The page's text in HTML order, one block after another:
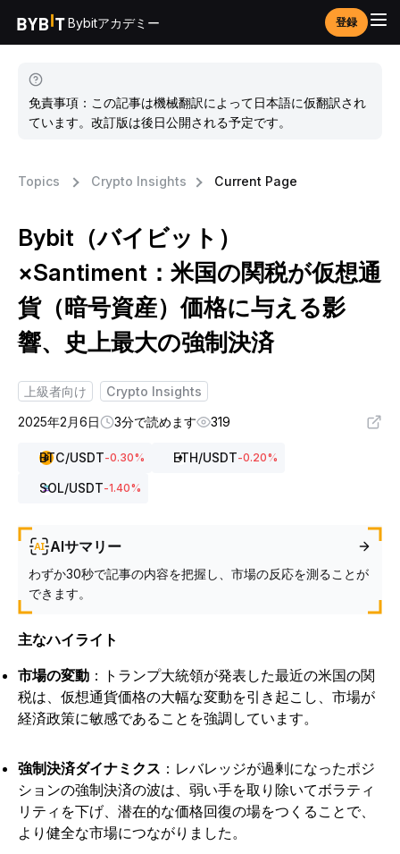
Bybitアカデミー 登録
免責事項：この記事は機械翻訳によって日本語に仮翻訳され
ています。改訂版は後日公開される予定です。
Topics Crypto Insights Current Page
Bybit（バイビット）
×Santiment：米国の関税が仮想通
貨（暗号資産）価格に与える影
響、史上最大の強制決済
上級者向け
Crypto Insights
2025年2月6日
3分で読めます 319
BTC/USDT-0.30% ETH/USDT-0.20%
SOL/USDT-1.40%
AIサマリー
わずか30秒で記事の内容を把握し、市場の反応を測ることが
できます。
主なハイライト
市場の変動 ：トランプ大統領が発表した最近の米国の関
税は、仮想通貨価格の大幅な変動を引き起こし、市場が
経済政策に敏感であることを強調しています。
強制決済ダイナミクス ：レバレッジが過剰になったポジ
ションの強制決済の波は、弱い手を取り除いてボラティ
リティを下げ、潜在的な価格回復の場をつくることで、
より健全な市場につながりました。